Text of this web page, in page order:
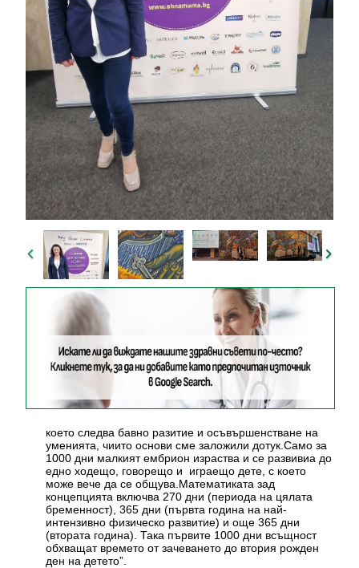
което следва бавно разитие и осъвършенстване на
уменията, чиито основи сме заложили дотук.Само за
1000 дни малкият ембрион израства и се развивиа до
едно ходещо, говорещо и играещо дете, с което
може вече да се общува.Математиката зад
концепцията включва 270 дни (периода на цялата
бременност), 365 дни (първта година на най-
интензивно физическо развитие) и още 365 дни
(втората година). Така първите 1000 дни всъщност
обхващат времето от зачеването до втория рожден
ден на детето”.